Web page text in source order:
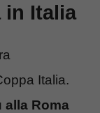
in Italia
Italia.
alla Roma